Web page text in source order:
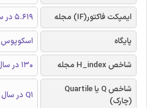
ایمپکت فاکتور(IF) مجله
5.619 در سال 2020
پایگاه
اسکوپوس
شاخص H_index مجله
130 در سال 2021
شاخص Q یا Quartile
(چارک)
Q1 در سال 2020